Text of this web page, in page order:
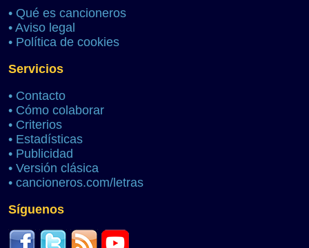
• Qué es cancioneros
• Aviso legal
• Política de cookies
Servicios
• Contacto
• Cómo colaborar
• Criterios
• Estadísticas
• Publicidad
• Versión clásica
• cancioneros.com/letras
Síguenos